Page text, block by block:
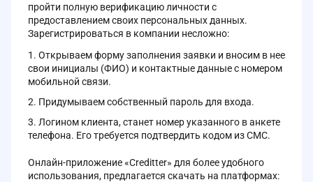
пройти полную верификацию личности с
предоставлением своих персональных данных.
Зарегистрироваться в компании несложно:
Открываем форму заполнения заявки и вносим в нее
свои инициалы (ФИО) и контактные данные с номером
мобильной связи.
Придумываем собственный пароль для входа.
Логином клиента, станет номер указанного в анкете
телефона. Его требуется подтвердить кодом из СМС.
Онлайн-приложение «Creditter» для более удобного
использования, предлагается скачать на платформах: